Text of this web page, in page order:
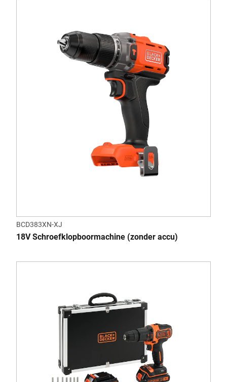
BCD383XN-XJ
18V Schroefklopboormachine (zonder accu)